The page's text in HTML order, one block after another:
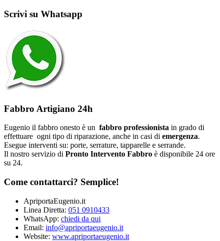
Scrivi su Whatsapp
Fabbro Artigiano 24h
Eugenio il fabbro onesto è un fabbro professionista in grado di
effettuare ogni tipo di riparazione, anche in casi di emergenza.
Esegue interventi su: porte, serrature, tapparelle e serrande.
Il nostro servizio di Pronto Intervento Fabbro è disponibile 24 ore
su 24.
Come contattarci? Semplice!
ApriportaEugenio.it
Linea Diretta: 051 0910433
WhatsApp: chiedi da qui
Email: info@apriportaeugenio.it
Website: www.apriportaeugenio.it